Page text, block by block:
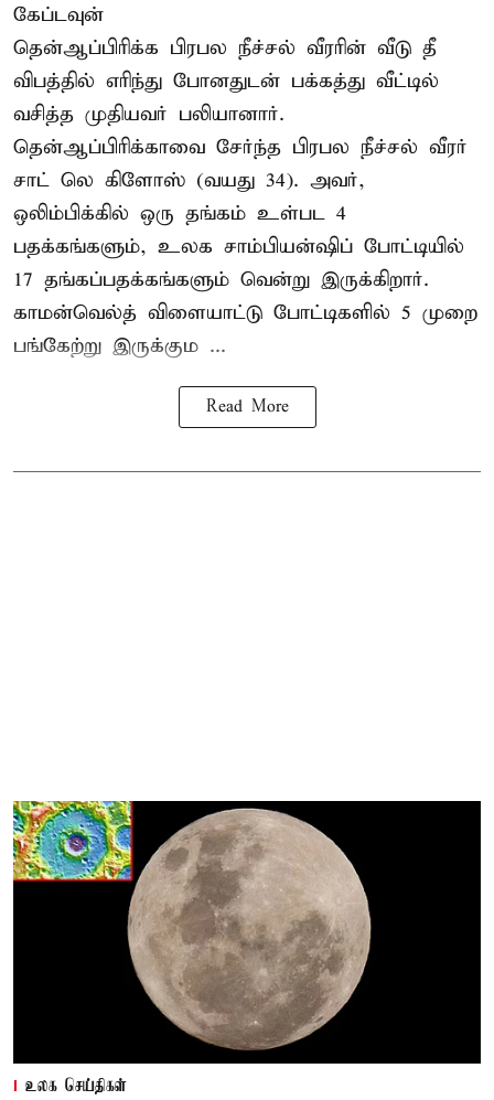
கேப்டவுன்
தென்ஆப்பிரிக்க பிரபல நீச்சல் வீரரின் வீடு தீ
விபத்தில் எரிந்து போனதுடன் பக்கத்து வீட்டில்
வசித்த முதியவர் பலியானார்.
தென்ஆப்பிரிக்காவை சேர்ந்த பிரபல நீச்சல் வீரர்
சாட் லெ கிளோஸ் (வயது 34). அவர்,
ஒலிம்பிக்கில் ஒரு தங்கம் உள்பட 4
பதக்கங்களும், உலக சாம்பியன்ஷிப் போட்டியில்
17 தங்கப்பதக்கங்களும் வென்று இருக்கிறார்.
காமன்வெல்த் விளையாட்டு போட்டிகளில் 5 முறை
பங்கேற்று இருக்கும ...
Read More
உலக செய்திகள்